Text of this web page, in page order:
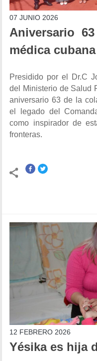
07 JUNIO 2026
Aniversario
médica cubana
Presidido por el Dr.C
del Ministerio de Salud
aniversario 63 de la
el legado del
como inspirador de
fronteras.
12 FEBRERO 2026
Yésika es hija